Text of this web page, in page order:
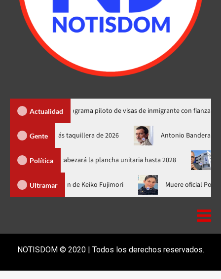
Actualidad
explica programa piloto de visas de inmigrante con fianza en RD
Gente
se convierte en la película más taquillera de 2026
Política
y encabezará la plancha unitaria hasta 2028 Carlos
Ultramar
no fue a la toma de posesión de Keiko Fujimori
NOTISDOM © 2020 | Todos los derechos reservados.